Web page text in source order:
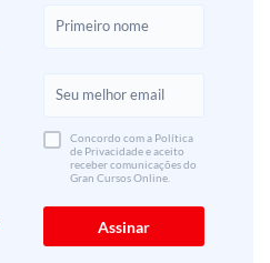
Concordo com a Política
de Privacidade e aceito
receber comunicações do
Gran Cursos Online.